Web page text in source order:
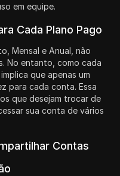
em equipe.
Cada Plano Pago
Mensal e Anual, não
No entanto, como cada
que apenas um
para cada conta. Essa
que desejam trocar de
sua conta de vários
Contas